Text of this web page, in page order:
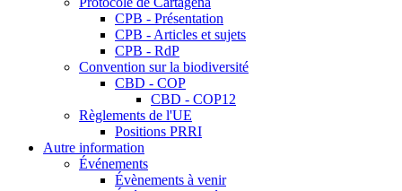
CPB - Présentation
CPB - Articles et sujets
CPB - RdP
Convention sur la biodiversité
CBD - COP
CBD - COP12
Règlements de l'UE
Positions PRRI
Autre information
Événements
Évènements à venir